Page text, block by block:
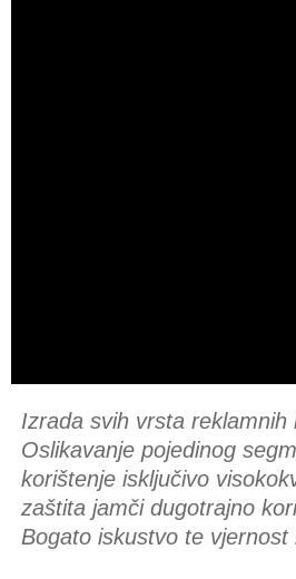
Izrada svih vrsta
Oslikavanje pojedinog
korištenje isključivo
zaštita jamči dugotrajno
Bogato iskustvo te